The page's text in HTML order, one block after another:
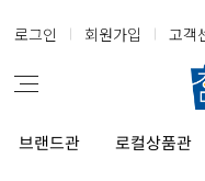
로그인 회원가입 고객
브랜드관 로컬상품관